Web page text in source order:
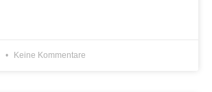
Keine Kommentare